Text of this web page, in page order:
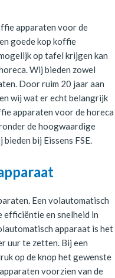
apparaten voor de
goede kop koffie
op tafel krijgen kan
Wij bieden zowel
Door ruim 20 jaar aan
wij wat er echt belangrijk
apparaten voor de horeca
de hoogwaardige
bij Eissens FSE.
Een volautomatisch
en snelheid in
apparaat is het
uur te zetten. Bij een
op de knop het gewenste
voorzien van de